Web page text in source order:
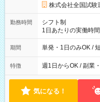
円の場合あり ・国
円（役割手当＋100円
間】試用期間なし
株式会社全国試験
勤務時間
シフト制
1日あたりの実働時
間は 試験により異
期間 単発・1日のみOK /
特徴 週1日からOK / 副業
気になる！